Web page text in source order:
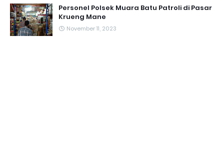
Personel Polsek Muara Batu Patroli di Pasar
Krueng Mane
November 11, 2023